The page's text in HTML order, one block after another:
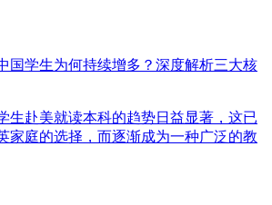
国学生为何持续增多？深度解析三大核
生赴美就读本科的趋势日益显著，这已
家庭的选择，而逐渐成为一种广泛的教